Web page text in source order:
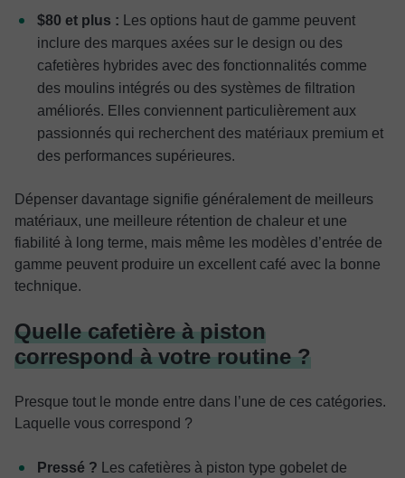
$80 et plus : Les options haut de gamme peuvent
inclure des marques axées sur le design ou des
cafetières hybrides avec des fonctionnalités comme
des moulins intégrés ou des systèmes de filtration
améliorés. Elles conviennent particulièrement aux
passionnés qui recherchent des matériaux premium et
des performances supérieures.
Dépenser davantage signifie généralement de meilleurs
matériaux, une meilleure rétention de chaleur et une
fiabilité à long terme, mais même les modèles d’entrée de
gamme peuvent produire un excellent café avec la bonne
technique.
Quelle cafetière à piston
correspond à votre routine ?
Presque tout le monde entre dans l’une de ces catégories.
Laquelle vous correspond ?
Pressé ? Les cafetières à piston type gobelet de